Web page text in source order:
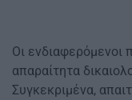
Οι ενδιαφερόμενοι
απαραίτητα
Συγκεκριμένα,